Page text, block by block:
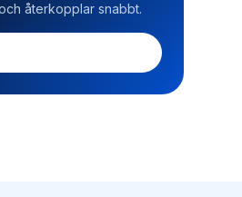
återkopplar snabbt.